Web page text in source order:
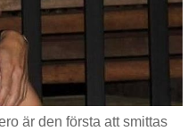
är den första att smittas